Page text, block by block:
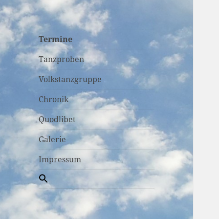
Termine
Tanzproben
Volkstanzgruppe
Chronik
Quodlibet
Galerie
Impressum